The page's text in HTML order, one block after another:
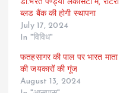
डॉ.भरत पण्ड्या लेकसिटी में, रोटरी
ब्लड बैंक की होगी स्थापना
July 17, 2024
In "विविध"
फतहसागर की पाल पर भारत माता
की जयकारों की गूंज
August 13, 2024